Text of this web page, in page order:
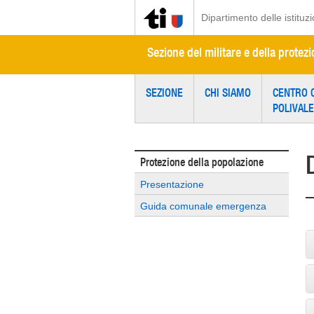
Dipartimento delle
Sezione del militare e della
SEZIONE CHI SIAMO
CENTRO
Protezione della popolazione
Presentazione
Guida comunale emergenza